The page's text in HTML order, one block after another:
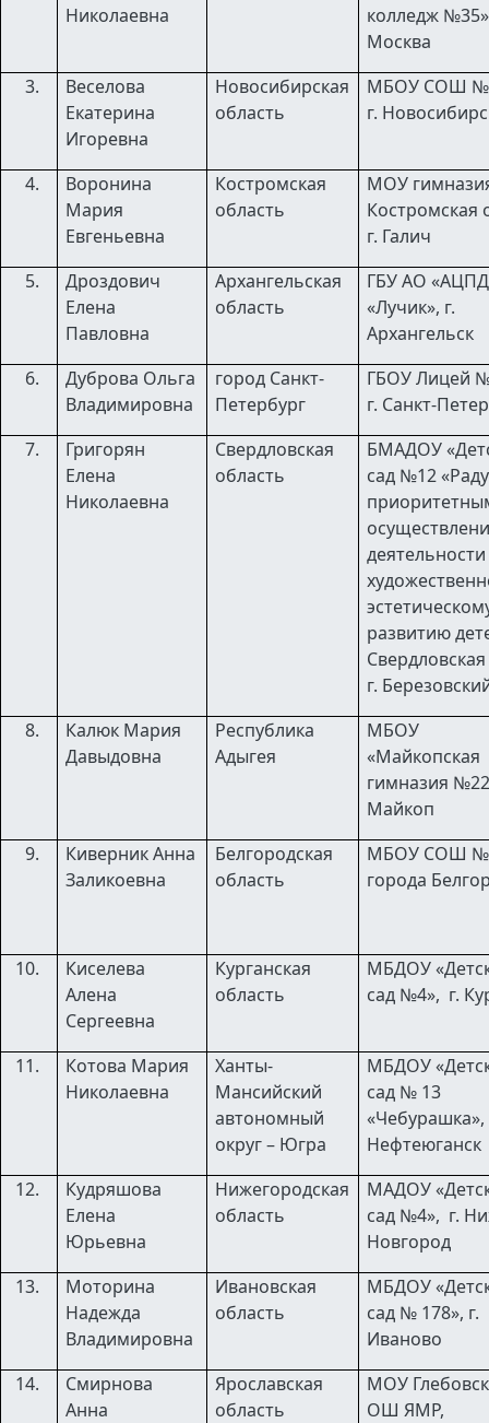
Николаевна
колледж
Москва
Веселова
Екатерина
Игоревна
Новосибирская
область
МБОУ СОШ
г.
Воронина
Мария
Евгеньевна
Костромская
область
МОУ
Костромская
г. Галич
Дроздович
Елена
Павловна
Архангельская
область
ГБУ АО «АЦПД
«Лучик», г.
Архангельск
Дуброва Ольга
Владимировна
город Санкт-
Петербург
ГБОУ Лицей
г. Санкт-
Григорян
Елена
Николаевна
Свердловская
область
БМАДОУ
сад №12
развитию
г.
Калюк Мария
Давыдовна
Республика
Адыгея
МБОУ
«Майкопская
гимназия
Майкоп
Киверник Анна
Заликоевна
Белгородская
область
МБОУ СОШ №
города
Киселева
Алена
Сергеевна
Курганская
область
МБДОУ
сад №4», г.
Котова Мария
Николаевна
Ханты-
Мансийский
автономный
округ – Югра
МБДОУ
сад № 13
Нефтеюганск
Кудряшова
Елена
Юрьевна
Нижегородская
область
МАДОУ
сад №4», г.
Новгород
Моторина
Надежда
Владимировна
Ивановская
область
МБДОУ
сад № 178», г.
Иваново
Смирнова
Анна
Ярославская
область
МОУ
ОШ ЯМР,